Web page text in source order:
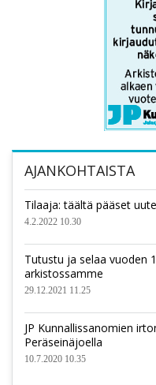
AJANKOHTAISTA
Tilaaja: täältä pääset
4.2.2022 10.30
Tutustu ja selaa vuoden
arkistossamme
29.12.2021 11.25
JP Kunnallissanomien
Peräseinäjoella
10.7.2020 10.35